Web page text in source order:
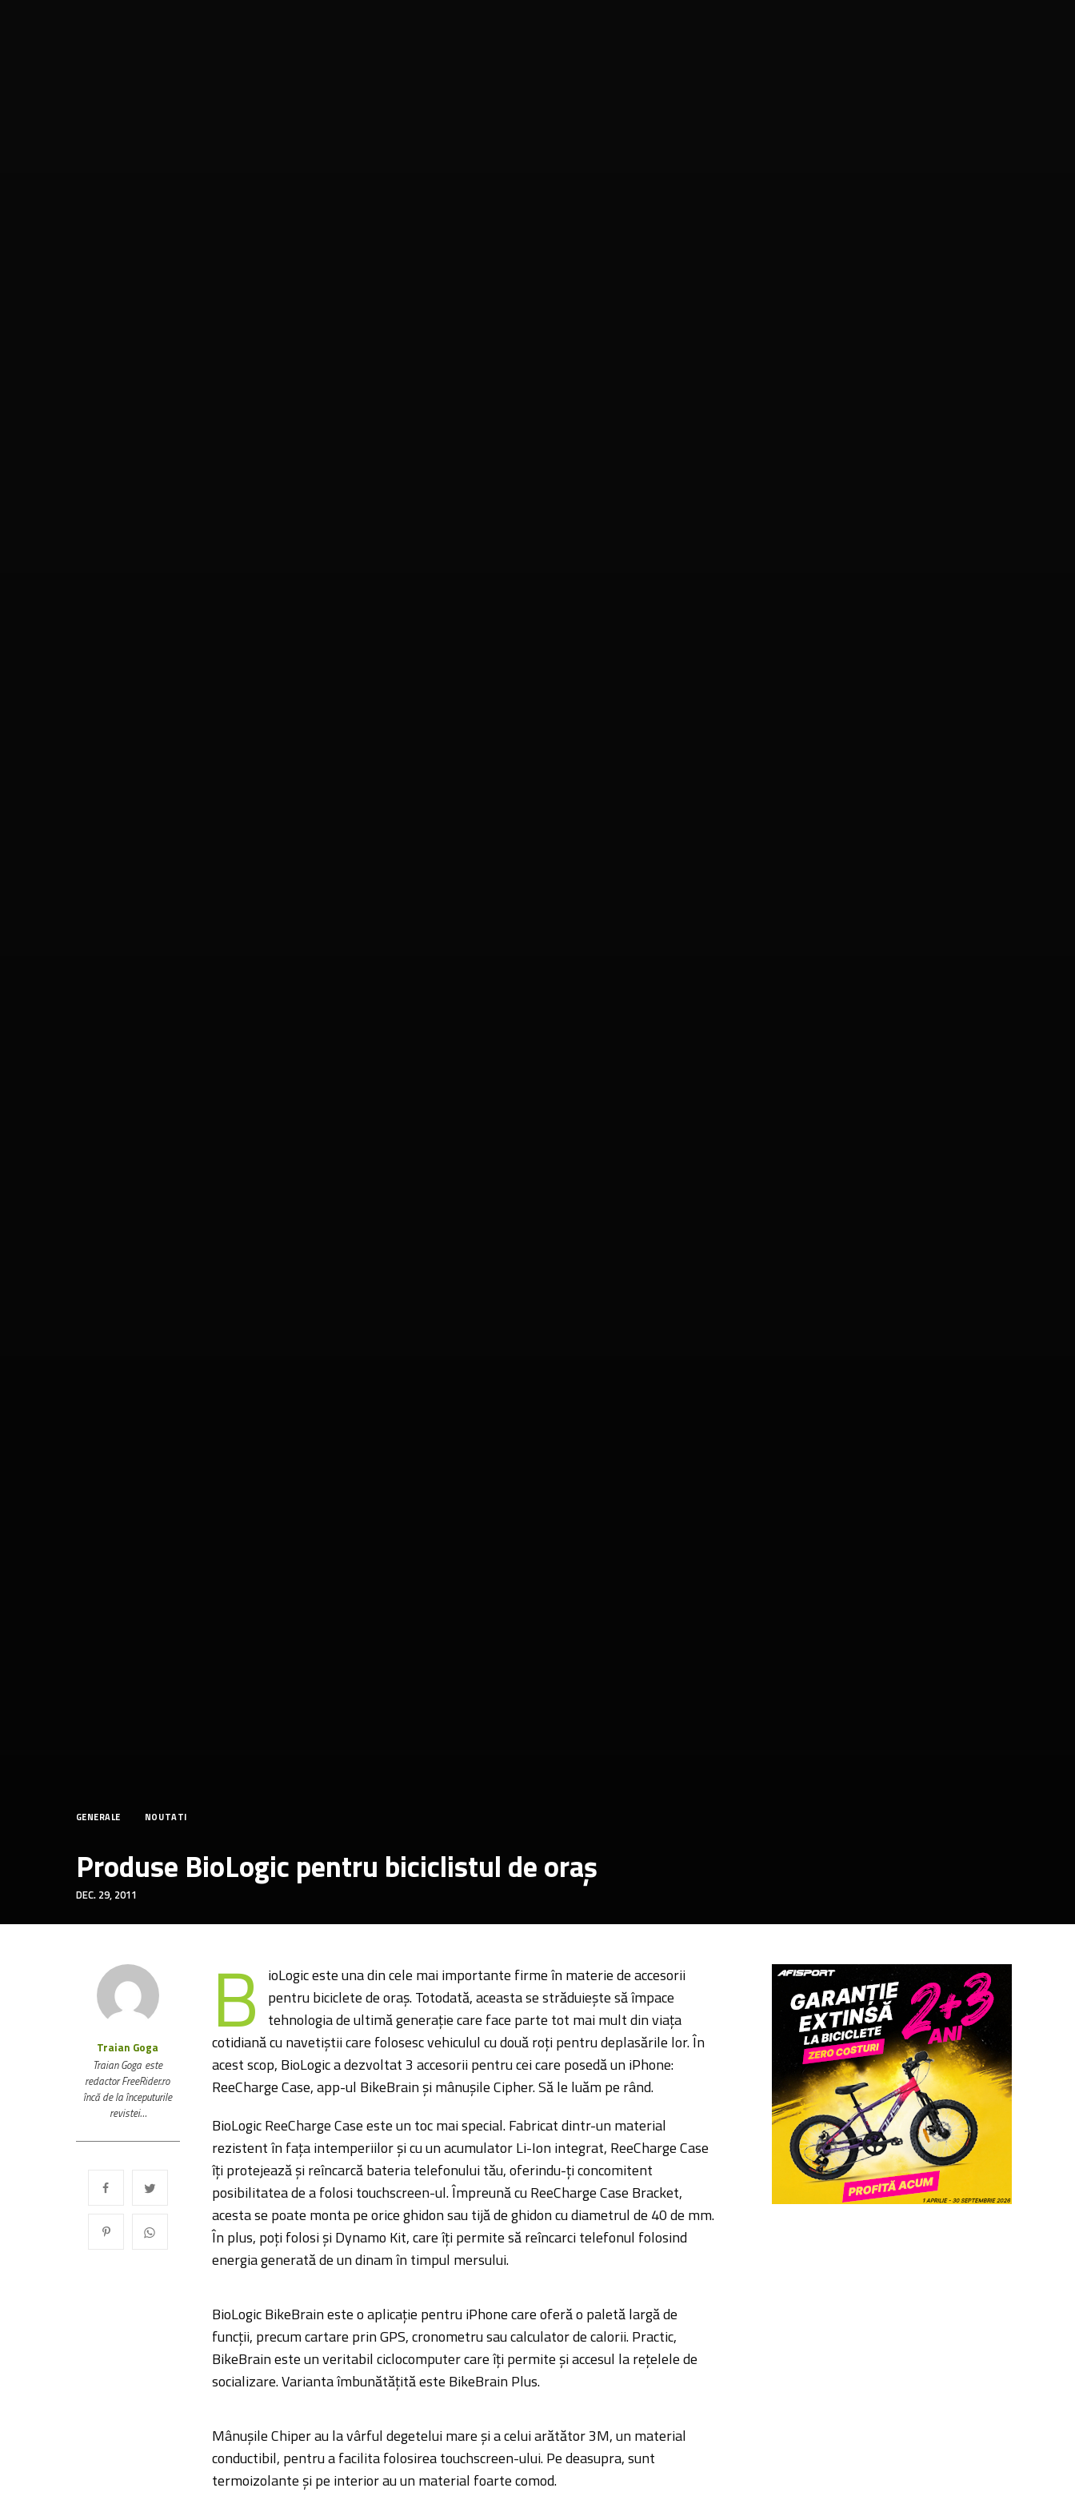
GENERALE NOUTATI
Produse BioLogic pentru biciclistul de oraș
DEC. 29, 2011
Traian Goga
Traian Goga este
redactor FreeRider.ro
încă de la începuturile
revistei…
B
ioLogic este una din cele mai importante firme în materie de accesorii
pentru biciclete de oraș. Totodată, aceasta se străduiește să împace
tehnologia de ultimă generație care face parte tot mai mult din viața
cotidiană cu navetiștii care folosesc vehiculul cu două roți pentru deplasările lor. În
acest scop, BioLogic a dezvoltat 3 accesorii pentru cei care posedă un iPhone:
ReeCharge Case, app-ul BikeBrain și mânușile Cipher. Să le luăm pe rând.
BioLogic ReeCharge Case este un toc mai special. Fabricat dintr-un material
rezistent în fața intemperiilor și cu un acumulator Li-Ion integrat, ReeCharge Case
îți protejează și reîncarcă bateria telefonului tău, oferindu-ți concomitent
posibilitatea de a folosi touchscreen-ul. Împreună cu ReeCharge Case Bracket,
acesta se poate monta pe orice ghidon sau tijă de ghidon cu diametrul de 40 de mm.
În plus, poți folosi și Dynamo Kit, care îți permite să reîncarci telefonul folosind
energia generată de un dinam în timpul mersului.
BioLogic BikeBrain este o aplicație pentru iPhone care oferă o paletă largă de
funcții, precum cartare prin GPS, cronometru sau calculator de calorii. Practic,
BikeBrain este un veritabil ciclocomputer care îți permite și accesul la rețelele de
socializare. Varianta îmbunătățită este BikeBrain Plus.
Mânușile Chiper au la vârful degetelui mare și a celui arătător 3M, un material
conductibil, pentru a facilita folosirea touchscreen-ului. Pe deasupra, sunt
termoizolante și pe interior au un material foarte comod.